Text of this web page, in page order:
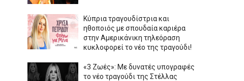
Κύπρια τραγουδίστρια και
ηθοποιός με σπουδαία καριέρα
στην Αμερικάνικη τηλεόραση
κυκλοφορεί το νέο της τραγούδι!
«3 Ζωές»: Με δυνατές υπογραφές
το νέο τραγούδι της Στέλλας